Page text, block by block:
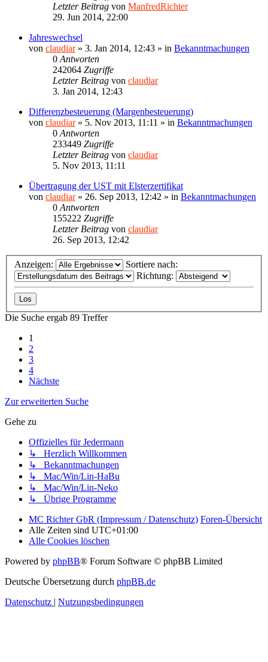
Letzter Beitrag von ManfredRichter
29. Jun 2014, 22:00
Jahreswechsel
von claudiar» 3. Jan 2014, 12:43 » in Bekanntmachungen
0 Antworten
242064 Zugriffe
Letzter Beitrag von claudiar
3. Jan 2014, 12:43
Differenzbesteuerung (Margenbesteuerung)
von claudiar» 5. Nov 2013, 11:11 » in Bekanntmachungen
0 Antworten
233449 Zugriffe
Letzter Beitrag von claudiar
5. Nov 2013, 11:11
Übertragung der UST mit Elsterzertifikat
von claudiar» 26. Sep 2013, 12:42 » in Bekanntmachungen
0 Antworten
155222 Zugriffe
Letzter Beitrag von claudiar
26. Sep 2013, 12:42
Anzeigen:
Sortiere nach:
Richtung:
Die Suche ergab 89 Treffer
1
2
3
4
Nächste
Zur erweiterten Suche
Gehe zu
Offizielles für Jedermann
↳ Herzlich Willkommen
↳ Bekanntmachungen
↳ Mac/Win/Lin-HaBu
↳ Mac/Win/Lin-Neko
↳ Übrige Programme
MC Richter GbR (Impressum / Datenschutz) Foren-Übersicht
Alle Zeiten sind UTC+01:00
Alle Cookies löschen
Powered by phpBB® Forum Software © phpBB Limited
Deutsche Übersetzung durch phpBB.de
Datenschutz
Nutzungsbedingungen